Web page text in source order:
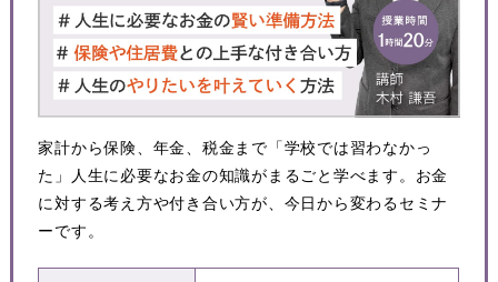
家計から保険、年金、税金まで「学校では習わなかっ
た」人生に必要なお金の知識がまるごと学べます。お金
に対する考え方や付き合い方が、今日から変わるセミナ
ーです。